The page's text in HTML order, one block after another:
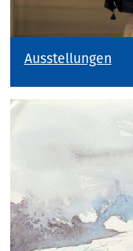
Ausstellungen